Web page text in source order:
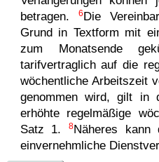
betragen.
6 Die
Grund in Textform mit
zum Monatsende
tarifvertraglich auf die
wöchentliche Arbeitszeit
genommen wird, gilt in
erhöhte regelmäßige
Satz 1.
8Näheres kann
einvernehmliche